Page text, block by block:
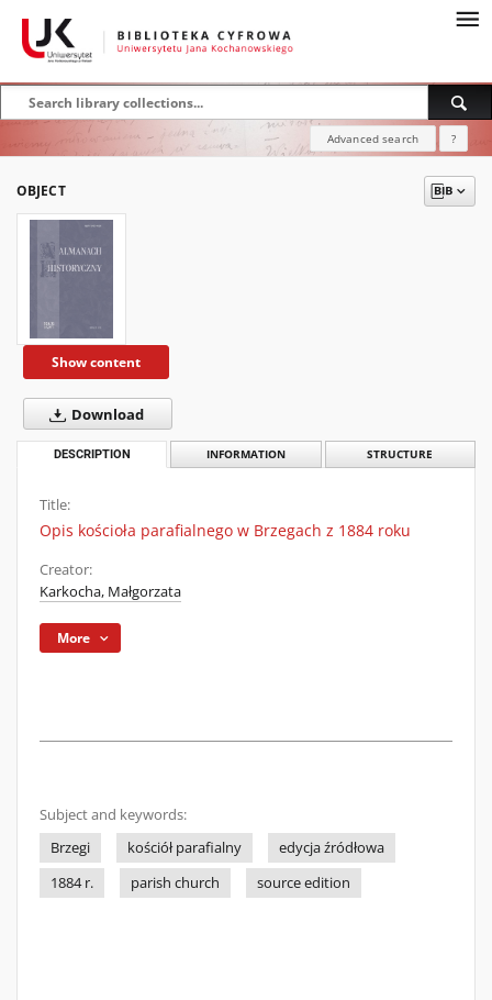
Advanced search ?
OBJECT
Show content
Download
DESCRIPTION INFORMATION STRUCTURE
Title:
Opis kościoła parafialnego w Brzegach z 1884 roku
Creator:
Karkocha, Małgorzata
More
Subject and keywords:
Brzegi
kościół parafialny
edycja źródłowa
1884 r.
parish church source edition